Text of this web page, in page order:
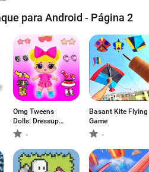
para Android - Página 2
Omg Tweens
Dolls: Dressup
Game-
Basant Kite Flying
Game
-